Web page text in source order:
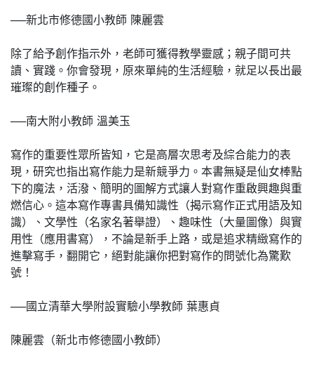
──新北市修德國小教師 陳麗雲
除了給予創作指示外，老師可獲得教學靈感；親子間可共
讀、實踐。你會發現，原來單純的生活經驗，就足以長出最
璀璨的創作種子。
──南大附小教師 溫美玉
寫作的重要性眾所皆知，它是高層次思考及綜合能力的表
現，研究也指出寫作能力是新競爭力。本書無疑是仙女棒點
下的魔法，活潑、簡明的圖解方式讓人對寫作重啟興趣與重
燃信心。這本寫作專書具備知識性（揭示寫作正式用語及知
識）、文學性（名家名著舉證）、趣味性（大量圖像）與實
用性（應用書寫），不論是新手上路，或是追求精緻寫作的
進擊寫手，翻開它，絕對能讓你把對寫作的問號化為驚歎
號！
──國立清華大學附設實驗小學教師 葉惠貞
陳麗雲（新北市修德國小教師）